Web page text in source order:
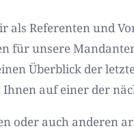
als Referenten und
für unsere
Überblick der
auf einer der
oder auch